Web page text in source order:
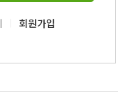
회원가입